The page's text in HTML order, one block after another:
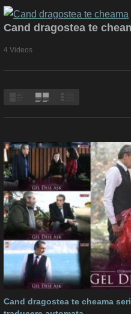
Cand dragostea te
4 Videos
Cand dragostea te cheama